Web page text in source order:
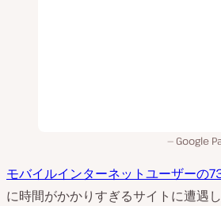
Google
モバイルインターネットユーザーの
に時間がかかりすぎるサイトに遭遇